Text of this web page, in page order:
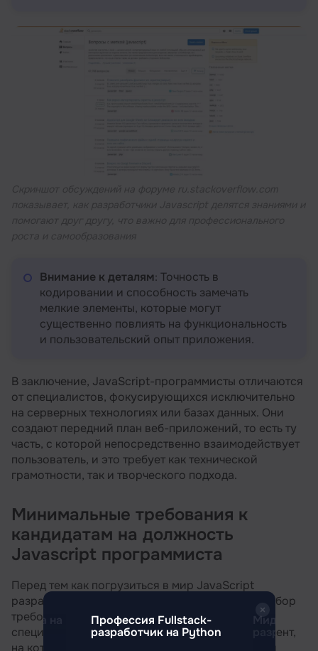
Внимание к деталям: Точность в
кодировании и способность замечать
мелкие элементы, которые могут
существенно повлиять на функциональность
и пользовательский опыт приложения.
В заключение, JavaScript-программисты отличаются
от специалистов, фокусирующихся исключительно
на серверных технологиях или базах данных. Они
создают передний план веб-приложений, то есть ту
часть, с которой непосредственно взаимодействует
пользователь, и это требует как технической
грамотности, так и творческого подхода.
Минимальные требования к
кандидатам на должность
Javascript программиста
Перед тем как погрузиться в мир JavaScript
разработки, важно осознавать минимальный набор
требований, который необходим начинающим
специалистам. Эти требования создают фундамент,
на котором вы сможете строить свою карьеру и
на
Профессия Fullstack-
разработчик на Python
Мидл